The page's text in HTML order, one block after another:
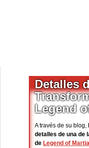
Detalles
Legend
A través de su blog,
detalles de una de
de Legend of